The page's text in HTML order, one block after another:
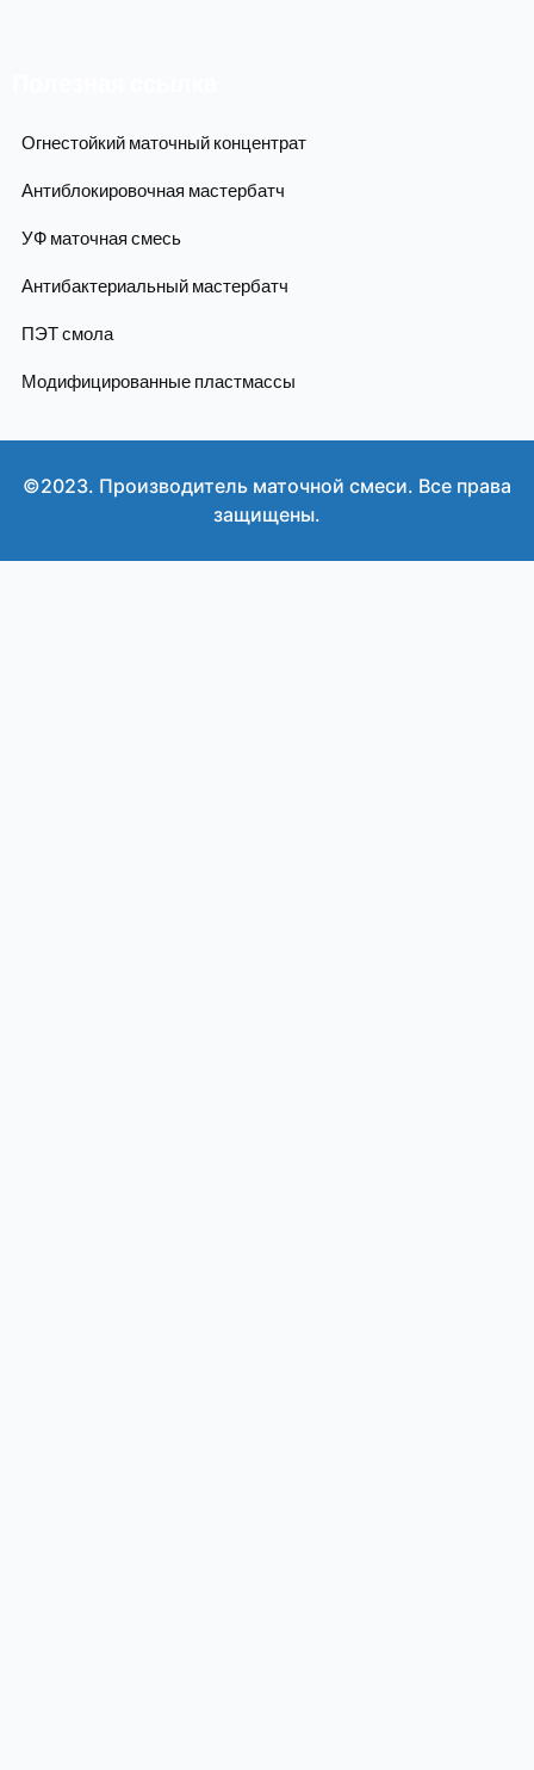
Огнестойкий маточный концентрат
Антиблокировочная мастербатч
УФ маточная смесь
Антибактериальный мастербатч
ПЭТ смола
Модифицированные пластмассы
©2023. Производитель маточной смеси. Все права
защищены.